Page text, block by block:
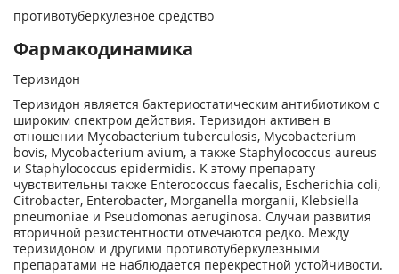
противотуберкулезное средство
Фармакодинамика
Теризидон
Теризидон является бактериостатическим антибиотиком с
широким спектром действия. Теризидон активен в
отношении Mycobacterium tuberculosis, Mycobacterium
bovis, Mycobacterium avium, а также Staphylococcus aureus
и Staphylococcus epidermidis. К этому препарату
чувствительны также Enterococcus faecalis, Escherichia coli,
Citrobacter, Enterobacter, Morganella morganii, Klebsiella
pneumoniae и Pseudomonas aeruginosa. Случаи развития
вторичной резистентности отмечаются редко. Между
теризидоном и другими противотуберкулезными
препаратами не наблюдается перекрестной устойчивости.